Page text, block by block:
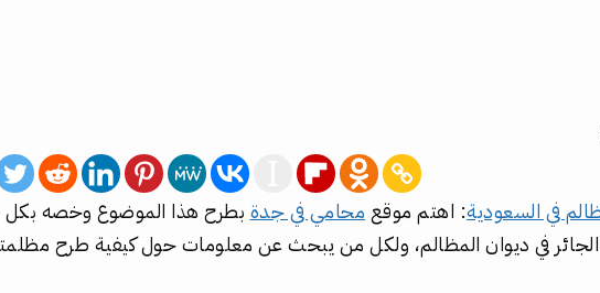
في السعودية: اهتم موقع محامي في جدة بطرح هذا الموضوع وخصه
في ديوان المظالم، ولكل من يبحث عن معلومات حول كيفية طرح